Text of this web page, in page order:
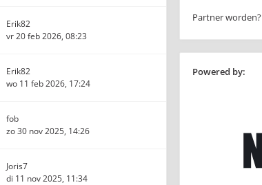
Erik82
vr 20 feb 2026, 08:23
Erik82
wo 11 feb 2026, 17:24
fob
zo 30 nov 2025, 14:26
Joris7
di 11 nov 2025, 11:34
Partner worden?
Powered by: